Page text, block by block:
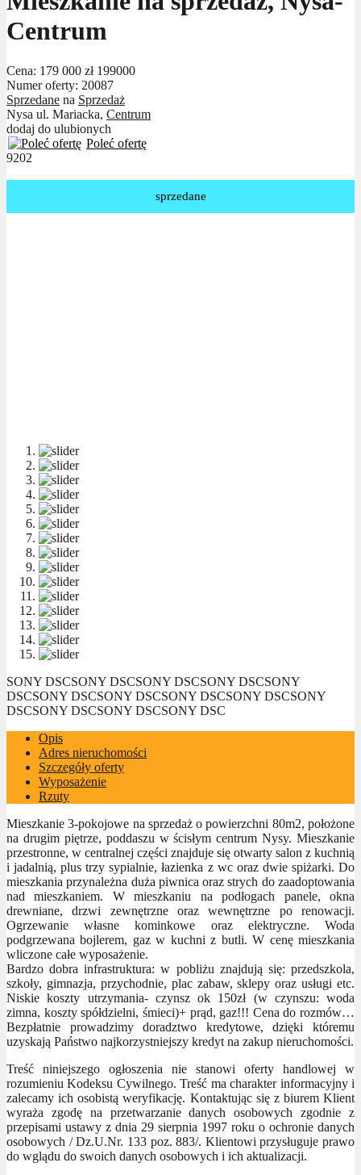
Centrum
Cena: 179 000 zł 199000
Numer oferty: 20087
Sprzedane na Sprzedaż
Nysa ul. Mariacka, Centrum
dodaj do ulubionych
Poleć ofertę
9202
sprzedane
SONY DSCSONY DSCSONY DSCSONY DSCSONY
DSCSONY DSCSONY DSCSONY DSCSONY DSCSONY
DSCSONY DSCSONY DSCSONY DSC
Opis
Adres nieruchomości
Szczegóły oferty
Wyposażenie
Rzuty
Mieszkanie 3-pokojowe na sprzedaż o powierzchni 80m2, położone
na drugim piętrze, poddaszu w ścisłym centrum Nysy. Mieszkanie
przestronne, w centralnej części znajduje się otwarty salon z kuchnią
i jadalnią, plus trzy sypialnie, łazienka z wc oraz dwie spiżarki. Do
mieszkania przynależna duża piwnica oraz strych do zaadoptowania
nad mieszkaniem. W mieszkaniu na podłogach panele, okna
drewniane, drzwi zewnętrzne oraz wewnętrzne po renowacji.
Ogrzewanie własne kominkowe oraz elektryczne. Woda
podgrzewana bojlerem, gaz w kuchni z butli. W cenę mieszkania
wliczone całe wyposażenie.
Bardzo dobra infrastruktura: w pobliżu znajdują się: przedszkola,
szkoły, gimnazja, przychodnie, plac zabaw, sklepy oraz usługi etc.
Niskie koszty utrzymania- czynsz ok 150zł (w czynszu: woda
zimna, koszty spółdzielni, śmieci)+ prąd, gaz!!! Cena do rozmów…
Bezpłatnie prowadzimy doradztwo kredytowe, dzięki któremu
uzyskają Państwo najkorzystniejszy kredyt na zakup nieruchomości.
Treść niniejszego ogłoszenia nie stanowi oferty handlowej w
rozumieniu Kodeksu Cywilnego. Treść ma charakter informacyjny i
zalecamy ich osobistą weryfikację. Kontaktując się z biurem Klient
wyraża zgodę na przetwarzanie danych osobowych zgodnie z
przepisami ustawy z dnia 29 sierpnia 1997 roku o ochronie danych
osobowych / Dz.U.Nr. 133 poz. 883/. Klientowi przysługuje prawo
do wglądu do swoich danych osobowych i ich aktualizacji.